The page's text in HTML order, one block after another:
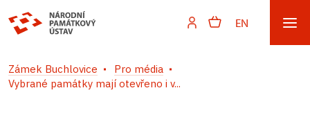
EN
Zámek Buchlovice
Pro média
Vybrané památky mají otevřeno i v...